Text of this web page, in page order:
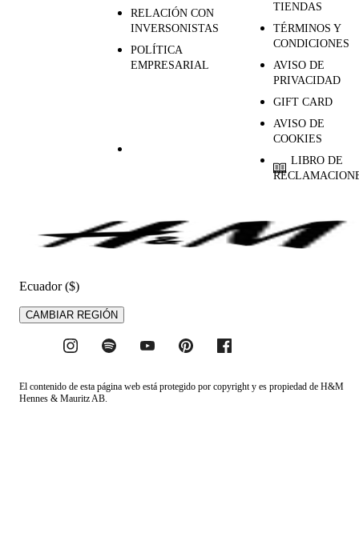
RELACIÓN CON
INVERSONISTAS
POLÍTICA
EMPRESARIAL
TIENDAS
TÉRMINOS Y
CONDICIONES
AVISO DE
PRIVACIDAD
GIFT CARD
AVISO DE
COOKIES
LIBRO DE
Ecuador ($)
CAMBIAR REGIÓN
El contenido de esta página web está protegido por copyright y es propiedad de H&M
Hennes & Mauritz AB.